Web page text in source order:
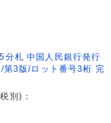
分札 中国人民銀行発行
第3版/ロット番号3桁 完
別)：